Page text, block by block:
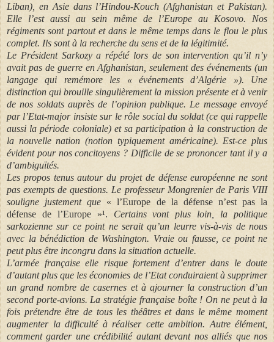
Liban), en Asie dans l’Hindou-Kouch (Afghanistan et Pakistan).
Elle l’est aussi au sein même de l’Europe au Kosovo. Nos
régiments sont partout et dans le même temps dans le flou le plus
complet. Ils sont à la recherche du sens et de la légitimité.
Le Président Sarkozy a répété lors de son intervention qu’il n’y
avait pas deguerre en Afghanistan, seulement des événements (un
langage qui remémore les « événements d’Algérie »). Une
distinction qui brouille singulièrement la mission présente et à venir
de nos soldats auprès de l’opinion publique. Le message envoyé
par l’Etat-major insiste sur le rôle social du soldat (ce qui rappelle
aussi la période coloniale) et sa participation à la construction de
la nouvelle nation (notion typiquement américaine). Est-ce plus
évident pour nos concitoyens ? Difficile de se prononcer tant il y a
d’ambiguïtés.
Les propos tenus autour du projet de défense européenne ne sont
pas exempts de questions. Le professeur Mongrenier de Paris VIII
souligne justement que « l’Europe de la défense n’est pas la
défense de l’Europe »¹. Certains vont plus loin, la politique
sarkozienne sur ce point ne serait qu’un leurre vis-à-vis de nous
avec la bénédiction de Washington. Vraie ou fausse, ce point ne
peut plus être incongru dans la situation actuelle.
L’armée française elle risque fortement d’entrer dans le doute
d’autant plus que les économies de l’Etat conduiraient à supprimer
un grand nombre de casernes et à ajourner la construction d’un
second porte-avions. La stratégie française boîte ! On ne peut à la
fois prétendre être de tous les théâtres et dans le même moment
augmenter la difficulté à réaliser cette ambition. Autre élément,
comment garder une crédibilité autant devant nos alliés que nos